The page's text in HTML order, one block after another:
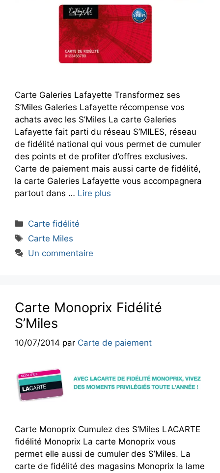
Carte Galeries Lafayette Transformez ses
S’Miles Galeries Lafayette récompense vos
achats avec les S’Miles La carte Galeries
Lafayette fait parti du réseau S’MILES, réseau
de fidélité national qui vous permet de cumuler
des points et de profiter d’offres exclusives.
Carte de paiement mais aussi carte de fidélité,
la carte Galeries Lafayette vous accompagnera
partout dans … Lire plus
Catégories
Carte fidélité
Étiquettes
Carte Miles
Un commentaire
Carte Monoprix Fidélité
S’Miles
10/07/2014 par Carte de paiement
Carte Monoprix Cumulez des S’Miles LACARTE
fidélité Monoprix La carte Monoprix vous
permet elle aussi de cumuler des S’Miles. La
carte de fidélité des magasins Monoprix la lame